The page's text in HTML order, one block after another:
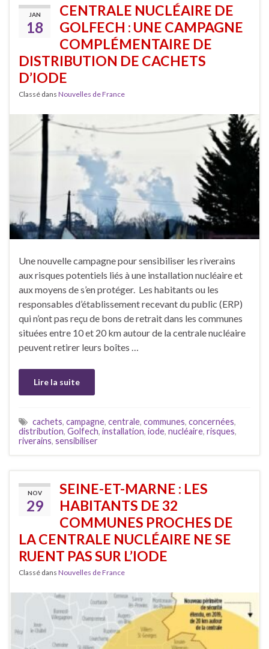
JAN
18
CENTRALE NUCLÉAIRE DE
GOLFECH : UNE CAMPAGNE
COMPLÉMENTAIRE DE
DISTRIBUTION DE CACHETS
D’IODE
Classé dans Nouvelles de France
Une nouvelle campagne pour sensibiliser les riverains
aux risques potentiels liés à une installation nucléaire et
aux moyens de s’en protéger. Les habitants ou les
responsables d’établissement recevant du public (ERP)
qui n’ont pas reçu de bons de retrait dans les communes
situées entre 10 et 20 km autour de la centrale nucléaire
peuvent retirer leurs boîtes …
Lire la suite
cachets, campagne, centrale, communes, concernées,
distribution, Golfech, installation, iode, nucléaire, risques,
riverains, sensibiliser
NOV
29
SEINE-ET-MARNE : LES
HABITANTS DE 32
COMMUNES PROCHES DE
LA CENTRALE NUCLÉAIRE NE SE
RUENT PAS SUR L’IODE
Classé dans Nouvelles de France